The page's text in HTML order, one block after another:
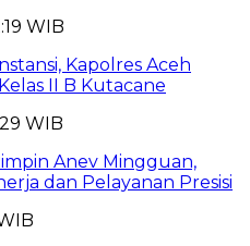
WIB
Kapolres Aceh
II B Kutacane
WIB
Anev Mingguan,
dan Pelayanan Presisi